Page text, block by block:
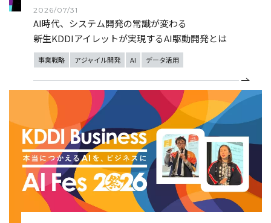
2026/07/31
AI時代、システム開発の常識が変わる
――新生KDDIアイレットが実現するAI駆動開発とは
事業戦略 アジャイル開発 AI データ活用